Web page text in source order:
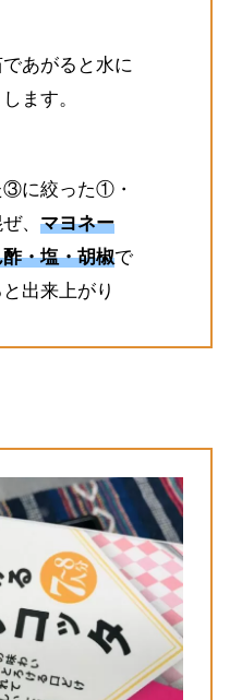
あがると水に
ます。
③に絞った①・
、 マヨネー
・塩・胡椒で
出来上がり